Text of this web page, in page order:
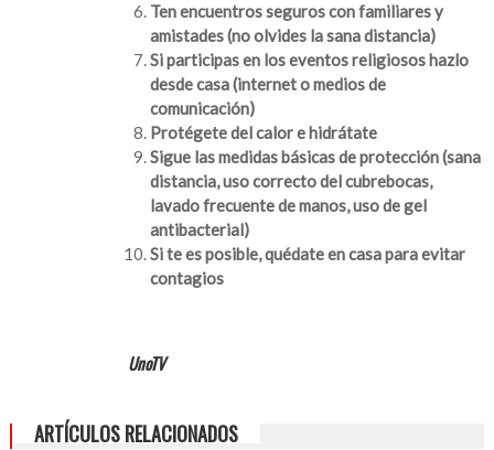
Ten encuentros seguros con familiares y
amistades (no olvides la sana distancia)
Si participas en los eventos religiosos hazlo
desde casa (internet o medios de
comunicación)
Protégete del calor e hidrátate
Sigue las medidas básicas de protección (sana
distancia, uso correcto del cubrebocas,
lavado frecuente de manos, uso de gel
antibacterial)
Si te es posible, quédate en casa para evitar
contagios
UnoTV
ARTÍCULOS RELACIONADOS